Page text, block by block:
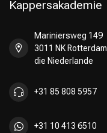
Umformung
Kappersakademie
Mariniersweg 149
3011 NK Rotterdam
die Niederlande
+31 85 808 5957
+31 10 413 6510